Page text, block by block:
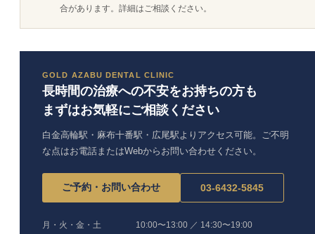
合があります。詳細はご相談ください。
GOLD AZABU DENTAL CLINIC
長時間の治療への不安をお持ちの方も
まずはお気軽にご相談ください
白金高輪駅・麻布十番駅・広尾駅よりアクセス可能。ご不明
な点はお電話またはWebからお問い合わせください。
ご予約・お問い合わせ 03-6432-5845
月・火・金・土
10:00〜13:00 ／ 14:30〜19:00